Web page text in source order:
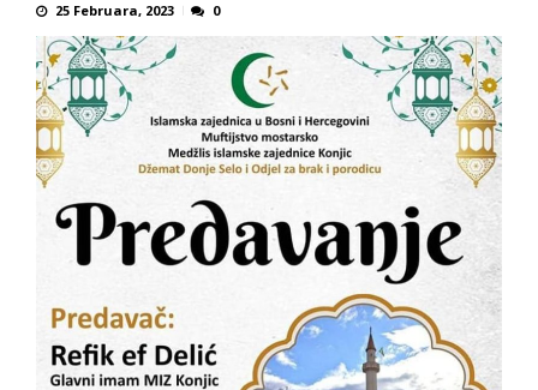
25 Februara, 2023 0